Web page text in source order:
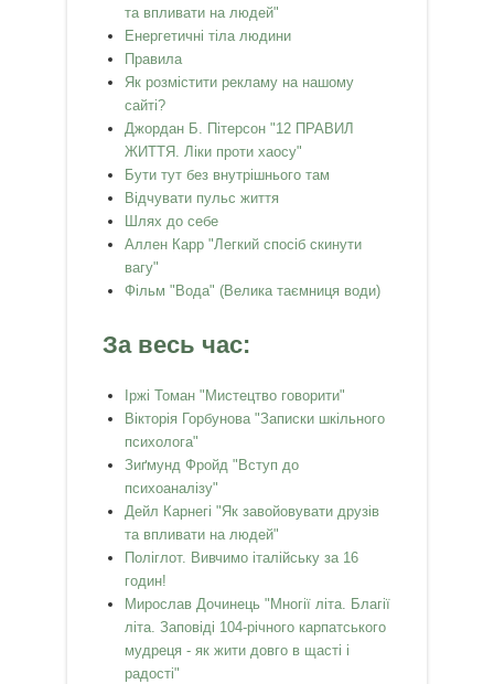
та впливати на людей"
Енергетичні тіла людини
Правила
Як розмістити рекламу на нашому
сайті?
Джордан Б. Пітерсон "12 ПРАВИЛ
ЖИТТЯ. Ліки проти хаосу"
Бути тут без внутрішнього там
Відчувати пульс життя
Шлях до себе
Аллен Карр "Легкий спосiб скинути
вагу"
Фільм "Вода" (Велика таємниця води)
За весь час:
Іржі Томан "Мистецтво говорити"
Вікторія Горбунова "Записки шкільного
психолога"
Зиґмунд Фройд "Вступ до
психоаналізу"
Дейл Карнегі "Як завойовувати друзів
та впливати на людей"
Поліглот. Вивчимо італійську за 16
годин!
Мирослав Дочинець "Многії літа. Благії
літа. Заповіді 104-річного карпатського
мудреця - як жити довго в щасті і
радості"